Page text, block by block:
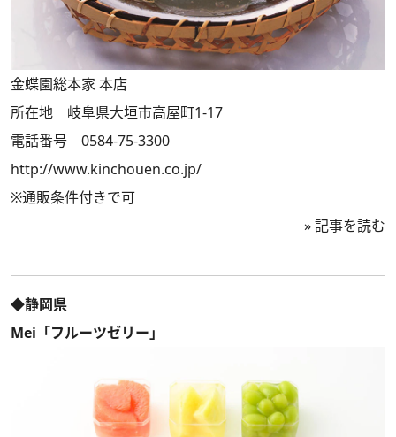
金蝶園総本家 本店
所在地 岐阜県大垣市高屋町1-17
電話番号 0584-75-3300
http://www.kinchouen.co.jp/
※通販条件付きで可
»記事を読む
◆静岡県
Mei「フルーツゼリー」